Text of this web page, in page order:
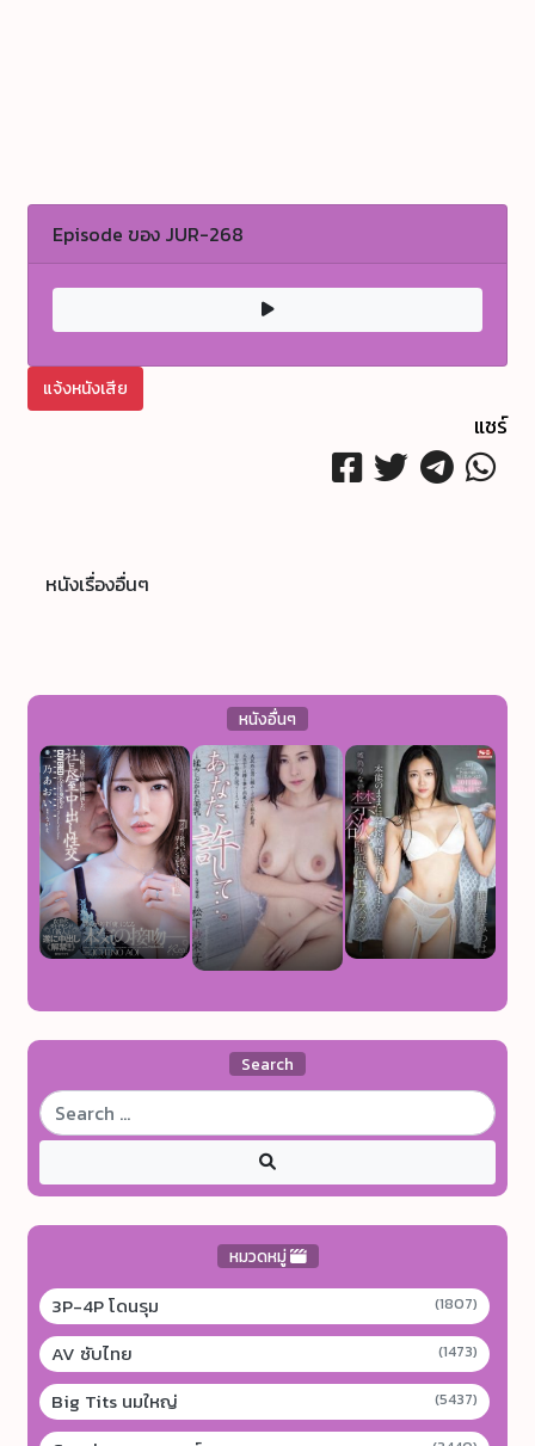
Episode ของ JUR-268
แจ้งหนังเสีย
แชร์
หนังเรื่องอื่นๆ
หนังอื่นๆ
Search
หมวดหมู่
3P-4P โดนรุม (1807)
AV ซับไทย (1473)
Big Tits นมใหญ่ (5437)